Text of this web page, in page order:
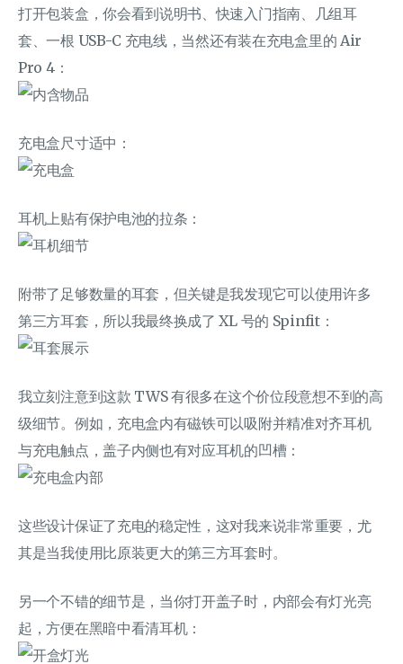
打开包装盒，你会看到说明书、快速入门指南、几组耳
套、一根 USB-C 充电线，当然还有装在充电盒里的 Air
Pro 4：
充电盒尺寸适中：
耳机上贴有保护电池的拉条：
附带了足够数量的耳套，但关键是我发现它可以使用许多
第三方耳套，所以我最终换成了 XL 号的 Spinfit：
我立刻注意到这款 TWS 有很多在这个价位段意想不到的高
级细节。例如，充电盒内有磁铁可以吸附并精准对齐耳机
与充电触点，盖子内侧也有对应耳机的凹槽：
这些设计保证了充电的稳定性，这对我来说非常重要，尤
其是当我使用比原装更大的第三方耳套时。
另一个不错的细节是，当你打开盖子时，内部会有灯光亮
起，方便在黑暗中看清耳机：